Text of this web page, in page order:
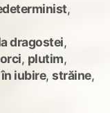
,
dragostei,
orci, plutim,
iubire, străine,